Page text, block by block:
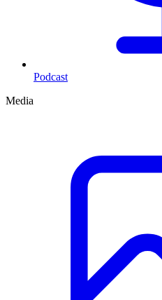
Podcast
Media